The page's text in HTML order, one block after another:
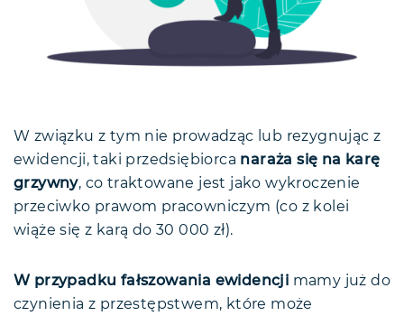
W związku z tym nie prowadząc lub rezygnując z
ewidencji, taki przedsiębiorca naraża się na karę
grzywny, co traktowane jest jako wykroczenie
przeciwko prawom pracowniczym (co z kolei
wiąże się z karą do 30 000 zł).
W przypadku fałszowania ewidencji mamy już do
czynienia z przestępstwem, które może